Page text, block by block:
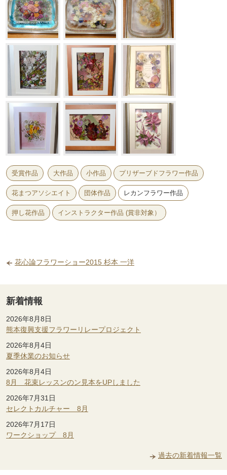
受賞作品 大作品 小作品 プリザーブドフラワー作品
花まつアソシエイト 団体作品 レカンフラワー作品
押し花作品 インストラクター作品 (賞非対象）
花心論フラワーショー2015 杉本 一洋
新着情報
2026年8月8日
熊本復興支援フラワーリレープロジェクト
2026年8月4日
夏季休業のお知らせ
2026年8月4日
8月 花束レッスンのン見本をUPしました
2026年7月31日
セレクトカルチャー 8月
2026年7月17日
ワークショップ 8月
過去の新着情報一覧